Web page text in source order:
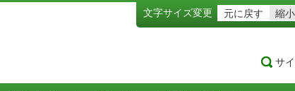
文字サイズ変更 元に戻す 縮小
サ